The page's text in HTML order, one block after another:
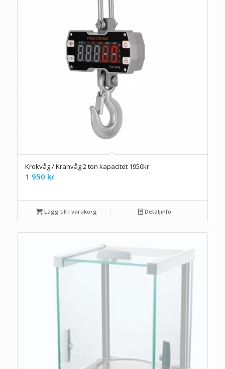
Krokvåg / Kranvåg 2 ton kapacitet 1950kr
1 950 kr
Lägg till i varukorg Detaljinfo